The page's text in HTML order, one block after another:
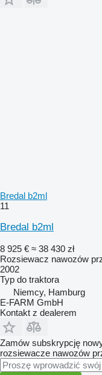
Bredal b2ml
11
Bredal b2ml
8 925 € ≈ 38 430 zł
Rozsiewacz nawozów
2002
Typ do traktora
Niemcy, Hamburg
E-FARM GmbH
Kontakt z dealerem
Zamów subskrypcję
rozsiewacze nawozów